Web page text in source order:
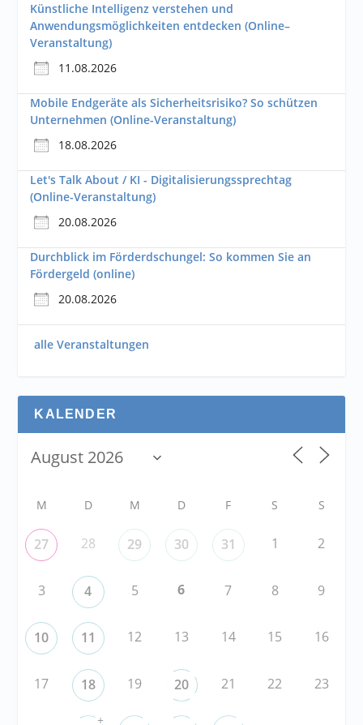
Künstliche Intelligenz verstehen und
Anwendungsmöglichkeiten entdecken (Online–
Veranstaltung)
11.08.2026
Mobile Endgeräte als Sicherheitsrisiko? So schützen
Unternehmen (Online-Veranstaltung)
18.08.2026
Let's Talk About / KI - Digitalisierungssprechtag
(Online-Veranstaltung)
20.08.2026
Durchblick im Förderdschungel: So kommen Sie an
Fördergeld (online)
20.08.2026
alle Veranstaltungen
KALENDER
M D M D F S S
27 28 29 30 31 1 2
3 4 5 6 7 8 9
10 11 12 13 14 15 16
17 18 19 20 21 22 23
+